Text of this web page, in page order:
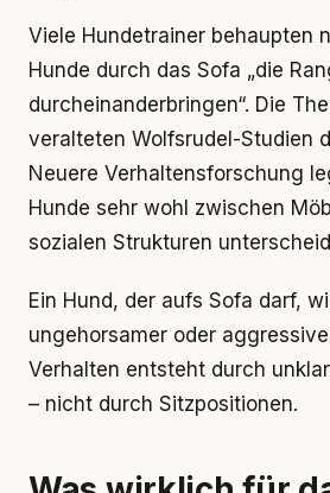
Viele Hundetrainer behaupten
Hunde durch das Sofa „die
durcheinanderbringen“. Die
veralteten Wolfsrudel-Studien
Neuere Verhaltensforschung
Hunde sehr wohl zwischen
sozialen Strukturen
Ein Hund, der aufs Sofa darf,
ungehorsamer oder
Verhalten entsteht durch
– nicht durch Sitzpositionen.